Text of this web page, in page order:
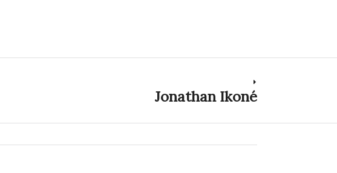
Next
Jonathan Ikoné